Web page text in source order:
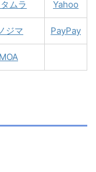
ムラ Yahoo
ジマ PayPay